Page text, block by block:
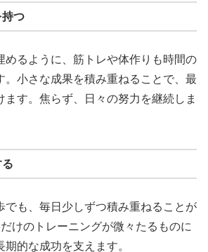
つ
めるように、筋トレや体作りも時間の
。小さな成果を積み重ねることで、最
ます。焦らず、日々の努力を継続しま
でも、毎日少しずつ積み重ねることが
けのトレーニングが微々たるものに
的な成功を支えます。